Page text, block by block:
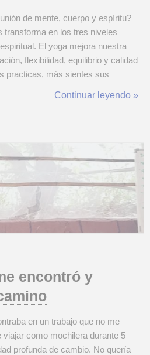
de mente, cuerpo y espíritu?
transforma en los tres niveles
El yoga mejora nuestra
flexibilidad, equilibrio y calidad
practicas, más sientes sus
en la vida diaria. Aprender
Continuar leyendo »
encontró y
en un trabajo que no me
viajar como mochilera durante 5
profunda de cambio. No quería